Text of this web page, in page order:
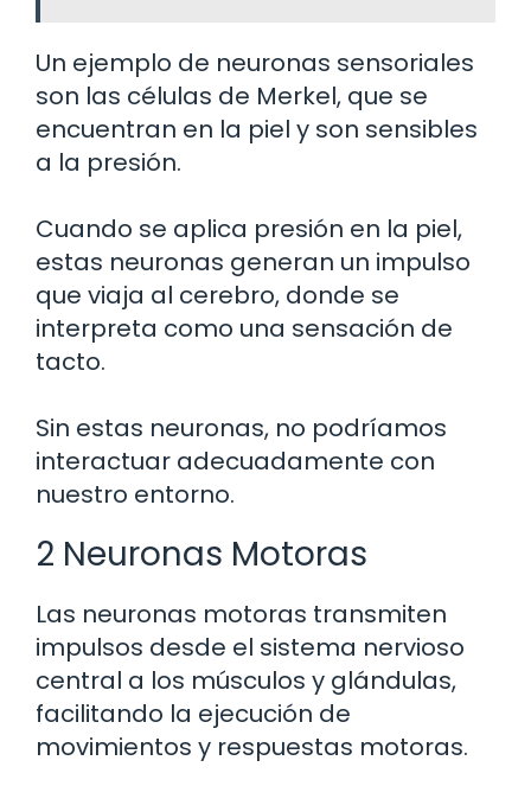
Un ejemplo de neuronas sensoriales
son las células de Merkel, que se
encuentran en la piel y son sensibles
a la presión.
Cuando se aplica presión en la piel,
estas neuronas generan un impulso
que viaja al cerebro, donde se
interpreta como una sensación de
tacto.
Sin estas neuronas, no podríamos
interactuar adecuadamente con
nuestro entorno.
2 Neuronas Motoras
Las neuronas motoras transmiten
impulsos desde el sistema nervioso
central a los músculos y glándulas,
facilitando la ejecución de
movimientos y respuestas motoras.